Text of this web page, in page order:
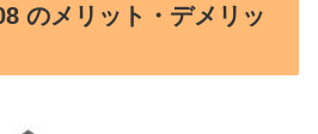
のメリット・デメリッ